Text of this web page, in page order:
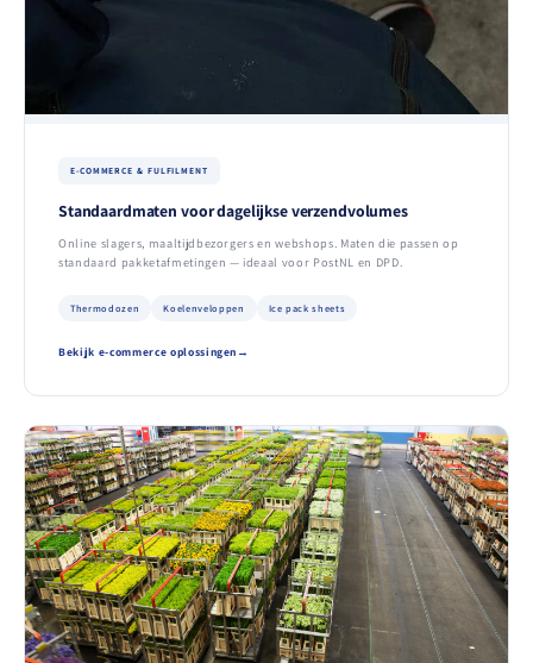
E-COMMERCE & FULFILMENT
Standaardmaten voor dagelijkse verzendvolumes
Online slagers, maaltijdbezorgers en webshops. Maten die passen op
standaard pakketafmetingen — ideaal voor PostNL en DPD.
Thermodozen Koelenveloppen Ice pack sheets
Bekijk e-commerce oplossingen